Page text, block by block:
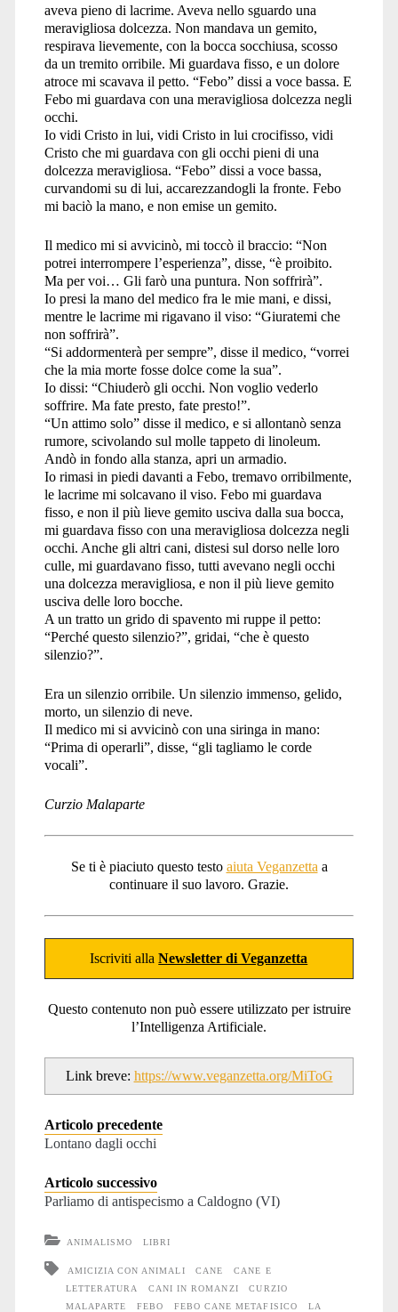
aveva pieno di lacrime. Aveva nello sguardo una
meravigliosa dolcezza. Non mandava un gemito,
respirava lievemente, con la bocca socchiusa, scosso
da un tremito orribile. Mi guardava fisso, e un dolore
atroce mi scavava il petto. “Febo” dissi a voce bassa. E
Febo mi guardava con una meravigliosa dolcezza negli
occhi.
Io vidi Cristo in lui, vidi Cristo in lui crocifisso, vidi
Cristo che mi guardava con gli occhi pieni di una
dolcezza meravigliosa. “Febo” dissi a voce bassa,
curvandomi su di lui, accarezzandogli la fronte. Febo
mi baciò la mano, e non emise un gemito.
Il medico mi si avvicinò, mi toccò il braccio: “Non
potrei interrompere l’esperienza”, disse, “è proibito.
Ma per voi… Gli farò una puntura. Non soffrirà”.
Io presi la mano del medico fra le mie mani, e dissi,
mentre le lacrime mi rigavano il viso: “Giuratemi che
non soffrirà”.
“Si addormenterà per sempre”, disse il medico, “vorrei
che la mia morte fosse dolce come la sua”.
Io dissi: “Chiuderò gli occhi. Non voglio vederlo
soffrire. Ma fate presto, fate presto!”.
“Un attimo solo” disse il medico, e si allontanò senza
rumore, scivolando sul molle tappeto di linoleum.
Andò in fondo alla stanza, apri un armadio.
Io rimasi in piedi davanti a Febo, tremavo orribilmente,
le lacrime mi solcavano il viso. Febo mi guardava
fisso, e non il più lieve gemito usciva dalla sua bocca,
mi guardava fisso con una meravigliosa dolcezza negli
occhi. Anche gli altri cani, distesi sul dorso nelle loro
culle, mi guardavano fisso, tutti avevano negli occhi
una dolcezza meravigliosa, e non il più lieve gemito
usciva delle loro bocche.
A un tratto un grido di spavento mi ruppe il petto:
“Perché questo silenzio?”, gridai, “che è questo
silenzio?”.
Era un silenzio orribile. Un silenzio immenso, gelido,
morto, un silenzio di neve.
Il medico mi si avvicinò con una siringa in mano:
“Prima di operarli”, disse, “gli tagliamo le corde
vocali”.
Curzio Malaparte
Se ti è piaciuto questo testo aiuta Veganzetta a
continuare il suo lavoro. Grazie.
Iscriviti allaNewsletter di Veganzetta
Questo contenuto non può essere utilizzato per istruire
l’Intelligenza Artificiale.
Link breve: https://www.veganzetta.org/MiToG
Articolo precedente
Lontano dagli occhi
Articolo successivo
Parliamo di antispecismo a Caldogno (VI)
ANIMALISMO LIBRI
AMICIZIA CON ANIMALI CANE
CANE E
LETTERATURA
CANI IN ROMANZI
CURZIO
MALAPARTE
FEBO FEBO CANE METAFISICO
LA